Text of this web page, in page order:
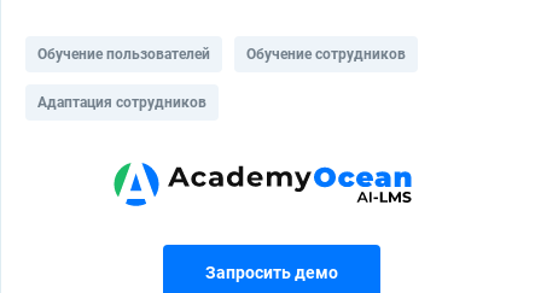
Обучение пользователей Обучение сотрудников
Адаптация сотрудников
Запросить демо